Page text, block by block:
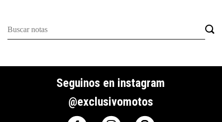
Seguinos en instagram
@exclusivomotos